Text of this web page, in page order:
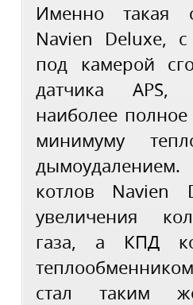
Именно такая
Navien Deluxe, с
под камерой
датчика APS,
наиболее
минимуму
котлов Navien
увеличения
газа, а КПД
стал таким